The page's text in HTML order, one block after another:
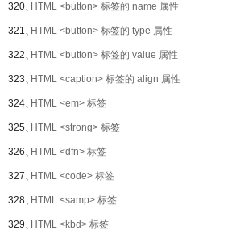
320、HTML <button> 标签的 name 属性
321、HTML <button> 标签的 type 属性
322、HTML <button> 标签的 value 属性
323、HTML <caption> 标签的 align 属性
324、HTML <em> 标签
325、HTML <strong> 标签
326、HTML <dfn> 标签
327、HTML <code> 标签
328、HTML <samp> 标签
329、HTML <kbd> 标签